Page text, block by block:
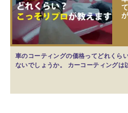
車のコーティングの価格ってどれくら
ないでしょうか。 カーコーティング